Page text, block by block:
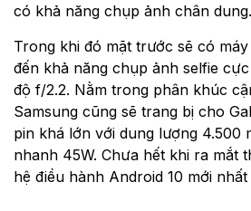
có khả năng chụp ảnh chân dung.
Trong khi đó mặt trước sẽ có
đến khả năng chụp ảnh selfie
độ f/2.2. Nằm trong phân khúc
Samsung cũng sẽ trang bị cho
pin khá lớn với dung lượng 4.500
nhanh 45W. Chưa hết khi ra mắt
hệ điều hành Android 10 mới nhất